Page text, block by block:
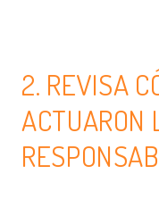
2. REVISA
ACTUARON